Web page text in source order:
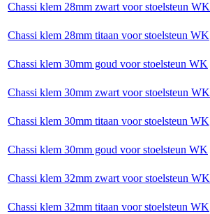
Chassi klem 28mm zwart voor stoelsteun WK
Chassi klem 28mm titaan voor stoelsteun WK
Chassi klem 30mm goud voor stoelsteun WK
Chassi klem 30mm zwart voor stoelsteun WK
Chassi klem 30mm titaan voor stoelsteun WK
Chassi klem 30mm goud voor stoelsteun WK
Chassi klem 32mm zwart voor stoelsteun WK
Chassi klem 32mm titaan voor stoelsteun WK